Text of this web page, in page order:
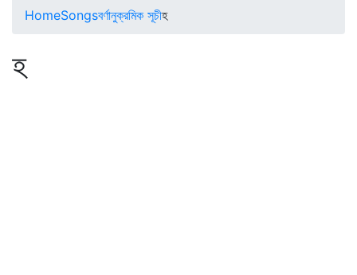
HomeSongsবর্ণানুক্রমিক সূচীহ
হ